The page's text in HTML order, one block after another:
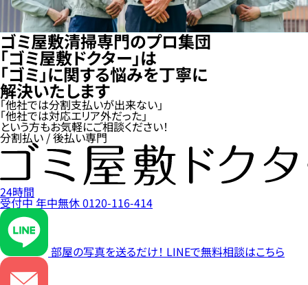
ゴミ屋敷清掃専門のプロ集団
「ゴミ屋敷ドクター」は
「ゴミ」に関する悩みを丁寧に
解決いたします
「他社では分割支払いが出来ない」
「他社では対応エリア外だった」
という方もお気軽にご相談ください！
分割払い / 後払い専門
24時間
受付中年中無休0120-116-414
部屋の写真を送るだけ！ LINEで無料相談はこちら